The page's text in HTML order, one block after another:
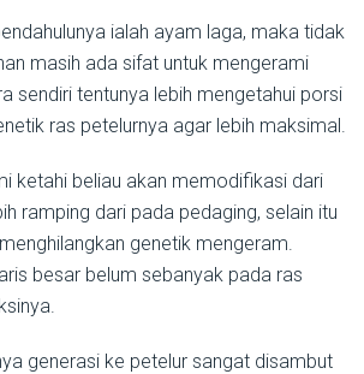
ialah ayam laga, maka tidak
masih ada sifat untuk mengerami
sendiri tentunya lebih mengetahui porsi
ras petelurnya agar lebih maksimal.
ketahi beliau akan memodifikasi dari
ramping dari pada pedaging, selain itu
genetik mengeram.
besar belum sebanyak pada ras
generasi ke petelur sangat disambut